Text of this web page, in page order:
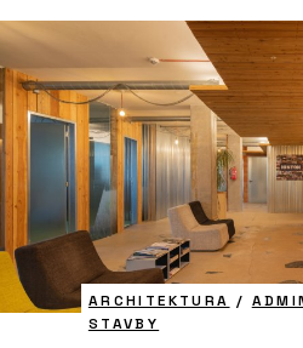
ARCHITEKTURA /
STAVBY